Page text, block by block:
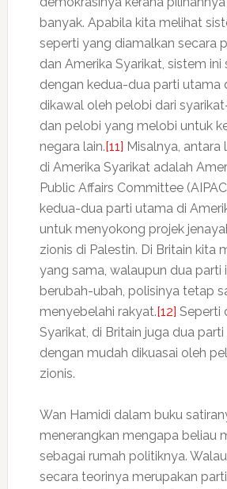
banyak. Apabila kita melihat
seperti yang diamalkan secara
dan Amerika Syarikat, sistem ini
dengan kedua-dua parti utama
dikawal oleh pelobi dari
dan pelobi yang melobi untuk
negara lain. [11] Misalnya,
di Amerika Syarikat adalah
Public Affairs Committee
kedua-dua parti utama di
untuk menyokong projek
zionis di Palestin. Di Britain kita
yang sama, walaupun dua parti
berubah-ubah, polisinya tetap
menyebelahi rakyat. [12] Seperti
Syarikat, di Britain juga dua
dengan mudah dikuasai oleh
zionis.
Wan Hamidi dalam buku
menerangkan mengapa beliau
sebagai rumah politiknya.
secara teorinya merupakan